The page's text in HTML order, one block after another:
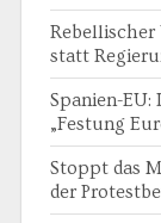
statt
Spanien-
„Festung
Stoppt das
der